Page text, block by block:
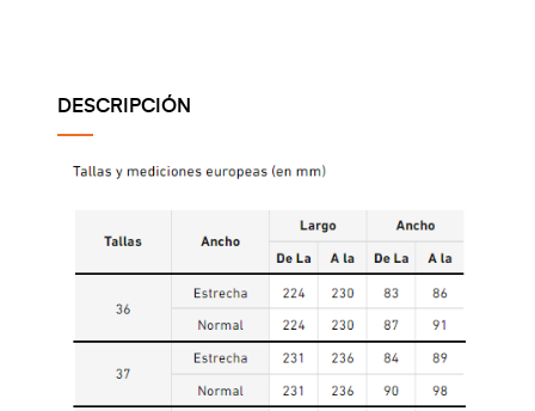
DESCRIPCIÓN